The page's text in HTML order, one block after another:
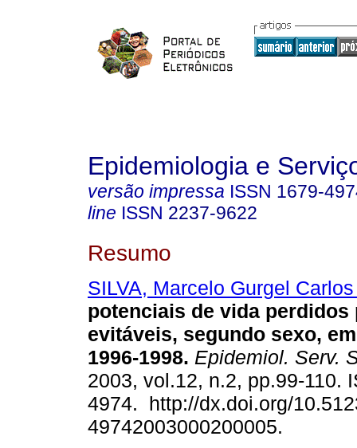
Epidemiologia e
versão impressa ISSN 1679-
line ISSN 2237-9622
Resumo
SILVA, Marcelo Gurgel
potenciais de vida perdidos
evitáveis, segundo sexo,
1996-1998. Epidemiol. Serv.
2003, vol.12, n.2, pp.99-110.
4974. http://dx.doi.org/
49742003000200005.